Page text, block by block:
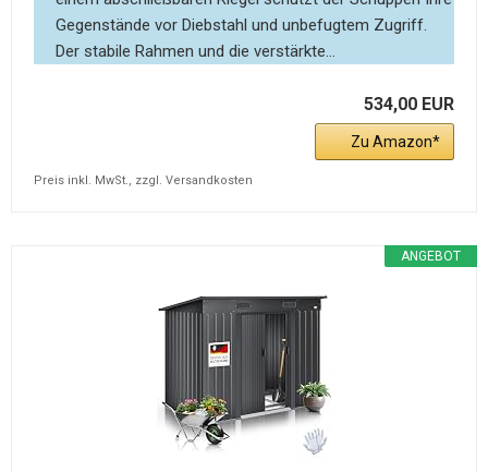
Gegenstände vor Diebstahl und unbefugtem Zugriff.
Der stabile Rahmen und die verstärkte...
534,00 EUR
Zu Amazon
Preis inkl. MwSt., zzgl. Versandkosten
ANGEBOT